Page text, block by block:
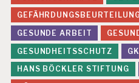
R
Ä
V
E
N
T
I
GESUNDE ARBEIT
GESUNDHEITSSCHUTZ
HANS BÖCKLER STIFTUNG